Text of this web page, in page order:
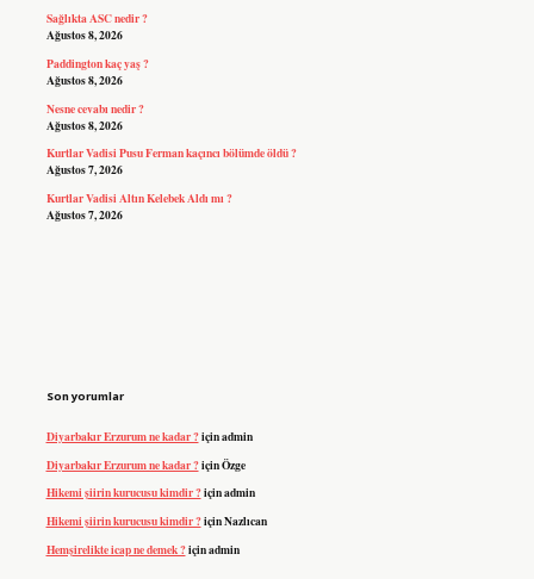
Sağlıkta ASC nedir ?
Ağustos 8, 2026
Paddington kaç yaş ?
Ağustos 8, 2026
Nesne cevabı nedir ?
Ağustos 8, 2026
Kurtlar Vadisi Pusu Ferman kaçıncı bölümde öldü ?
Ağustos 7, 2026
Kurtlar Vadisi Altın Kelebek Aldı mı ?
Ağustos 7, 2026
Son yorumlar
Diyarbakır Erzurum ne kadar ?içinadmin
Diyarbakır Erzurum ne kadar ?içinÖzge
Hikemi şiirin kurucusu kimdir ?içinadmin
Hikemi şiirin kurucusu kimdir ?içinNazlıcan
Hemşirelikte icap ne demek ?içinadmin